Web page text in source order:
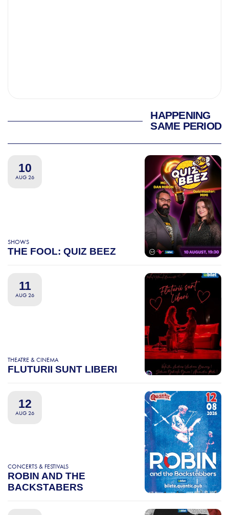
HAPPENING
SAME PERIOD
10
AUG 26
SHOWS
THE FOOL: QUIZ BEEZ
11
AUG 26
THEATRE & CINEMA
FLUTURII SUNT LIBERI
12
AUG 26
CONCERTS & FESTIVALS
ROBIN AND THE
BACKSTABERS